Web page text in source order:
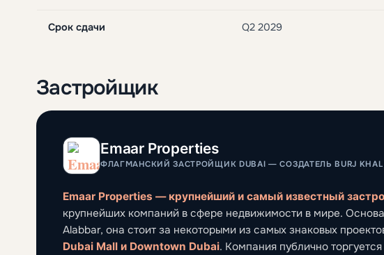
Срок сдачи Q2 2029
Застройщик
Emaar Properties
ФЛАГМАНСКИЙ ЗАСТРОЙЩИК DUBAI — СОЗДАТЕЛЬ BURJ
Emaar Properties — крупнейший и самый известный
крупнейших компаний в сфере недвижимости в мире.
Alabbar, она стоит за некоторыми из самых знаковых
Dubai Mall и Downtown Dubai. Компания публично